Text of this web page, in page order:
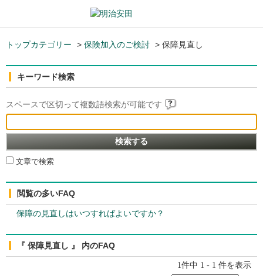
トップカテゴリー > 保険加入のご検討 > 保障見直し
キーワード検索
スペースで区切って複数語検索が可能です
文章で検索
閲覧の多いFAQ
保障の見直しはいつすればよいですか？
『 保障見直し 』 内のFAQ
1件中 1 - 1 件を表示